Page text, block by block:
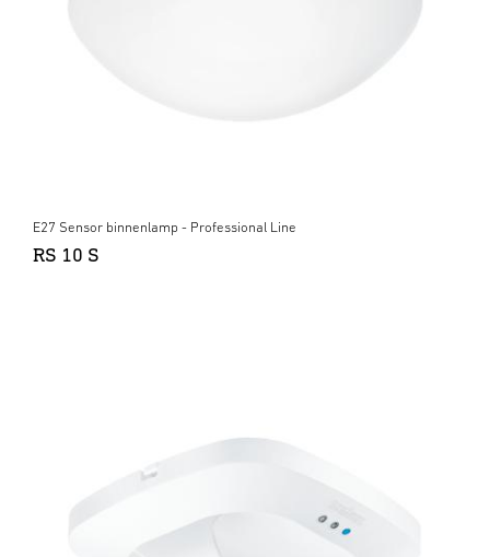
E27 Sensor binnenlamp - Professional Line
RS 10 S